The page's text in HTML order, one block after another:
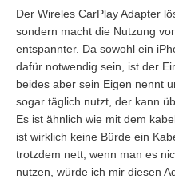
Der Wireles CarPlay Adapter
sondern macht die Nutzung
entspannter. Da sowohl ein
dafür notwendig sein, ist der
beides aber sein Eigen nennt
sogar täglich nutzt, der kann
Es ist ähnlich wie mit dem
ist wirklich keine Bürde ein
trotzdem nett, wenn man es
nutzen, würde ich mir diesen